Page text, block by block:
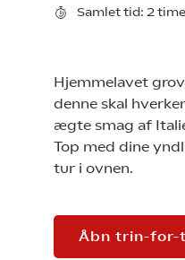
Samlet tid: 2
Hjemmelavet
denne skal
ægte smag af
Top med dine
tur i ovnen.
Åbn trin-for-